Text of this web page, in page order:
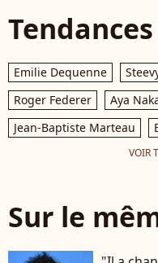
Tendances
Emilie Dequenne
Roger Federer
Aya
Jean-Baptiste Marteau
VOIR
Sur le